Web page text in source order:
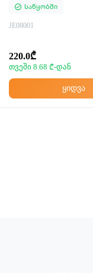
Საწყობში
JE08001
220.0₾
თვეში 8.68 ₾-დან
ყიდვა